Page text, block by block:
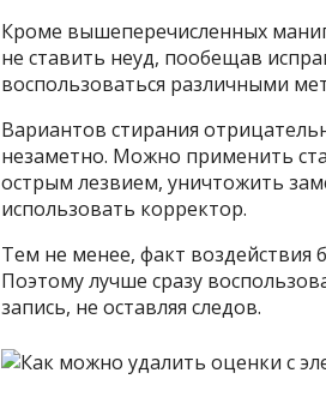
Кроме вышеперечисленных
не ставить неуд, пообещав
воспользоваться различными
Вариантов стирания
незаметно. Можно применить
острым лезвием, уничтожить
использовать корректор.
Тем не менее, факт воздействия
Поэтому лучше сразу
запись, не оставляя следов.